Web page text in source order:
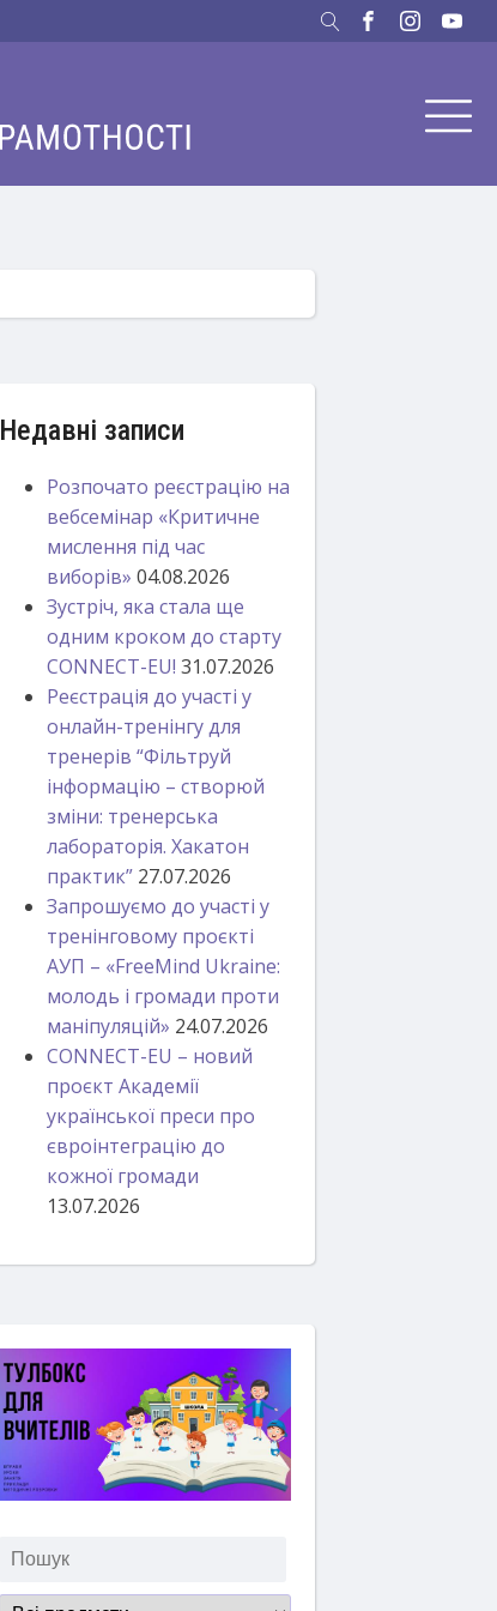
Недавні записи
Розпочато реєстрацію на
вебсемінар «Критичне
мислення під час
виборів» 04.08.2026
Зустріч, яка стала ще
одним кроком до старту
CONNECT-EU! 31.07.2026
Реєстрація до участі у
онлайн-тренінгу для
тренерів “Фільтруй
інформацію – створюй
зміни: тренерська
лабораторія. Хакатон
практик” 27.07.2026
Запрошуємо до участі у
тренінговому проєкті
АУП – «FreeMind Ukraine:
молодь і громади проти
маніпуляцій» 24.07.2026
CONNECT-EU – новий
проєкт Академії
української преси про
євроінтеграцію до
кожної громади
13.07.2026